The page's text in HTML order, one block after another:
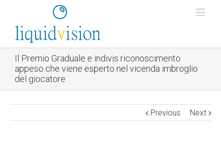
Il Premio Graduale e indivis riconoscimento
appeso che viene esperto nel vicenda imbroglio
del giocatore
Previous Next